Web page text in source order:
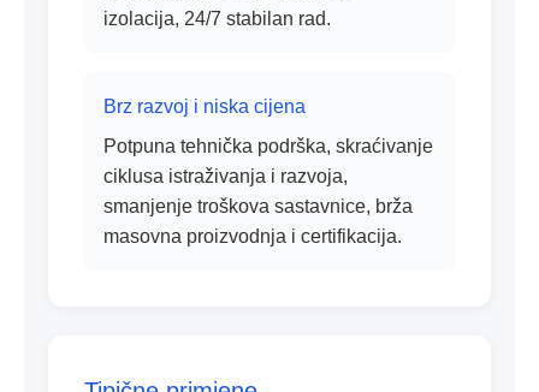
izolacija, 24/7 stabilan rad.
Brz razvoj i niska cijena
Potpuna tehnička podrška, skraćivanje
ciklusa istraživanja i razvoja,
smanjenje troškova sastavnice, brža
masovna proizvodnja i certifikacija.